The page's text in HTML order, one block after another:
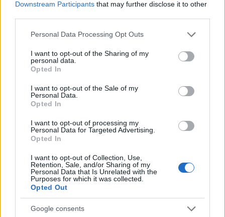
Downstream Participants that may further disclose it to other
Please note that this website/app uses one or more Google
not limited to your visit or usage behaviour. You may click to
grant or deny consent to Google and its third-party tags to
use your data for below specified purposes in below Google
consent section.
Personal Data Processing Opt Outs
I want to opt-out of the Sharing of my
personal data.
Opted In
I want to opt-out of the Sale of my
Personal Data.
Opted In
I want to opt-out of processing my
Personal Data for Targeted Advertising.
Opted In
I want to opt-out of Collection, Use,
Retention, Sale, and/or Sharing of my
Personal Data that Is Unrelated with the
Purposes for which it was collected.
Opted Out
Google consents
πιο δύσκολη στιγμή που είχε μαζί της όταν έκαναν παρέα.
26.12.2024 10:35
Ομάδα
Χείμαρρος ο Ηλίας Ψινάκης στην Αστερόσκονη: Η
αποκάλυψη για τον καρκίνο και τα 17 χρόνια με
τον Σάκη